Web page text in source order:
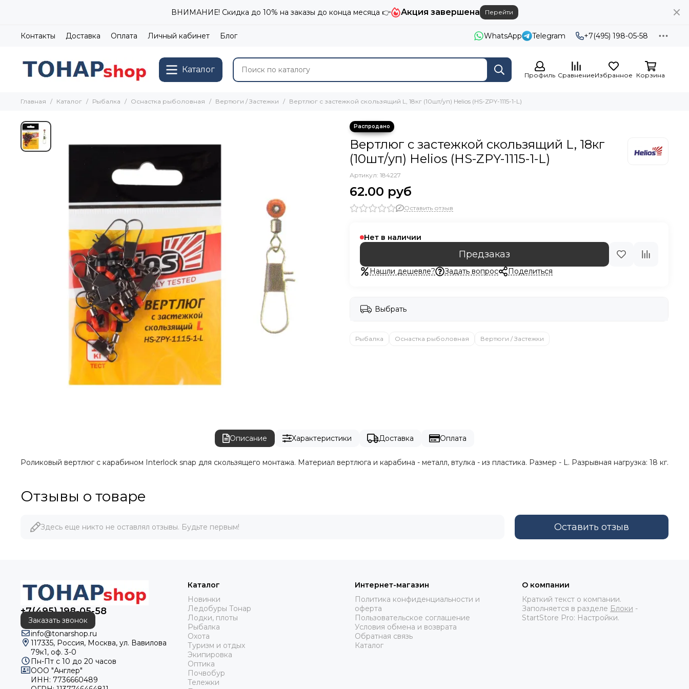
ВНИМАНИЕ! Скидка до 10% на заказы до конца месяца 👉 Акция завершена Перейти
Контакты Доставка Оплата Личный кабинет Блог WhatsApp Telegram +7(495) 198-05-58
Каталог
Профиль СравнениеИзбранное Корзина
Главная Каталог Рыбалка Оснастка рыболовная Вертюги / Застежки Вертлюг с застежкой скользящий L, 18кг (10шт/уп) Helios (HS-ZPY-1115-1-L)
Вертлюг с застежкой скользящий L, 18кг
(10шт/уп) Helios (HS-ZPY-1115-1-L)
Артикул: 184227
62.00 руб
Оставить отзыв
Нет в наличии
Предзаказ
Нашли дешевле? Задать вопрос Поделиться
Выбрать
Рыбалка Оснастка рыболовная Вертюги / Застежки
Описание Характеристики Доставка Оплата
Роликовый вертлюг с карабином Interlock snap для скользящего монтажа. Материал вертлюга и карабина - металл, втулка - из пластика. Размер - L. Разрывная нагрузка: 18 кг.
Отзывы о товаре
Здесь еще никто не оставлял отзывы. Будьте первым! Оставить отзыв
+7(495) 198-05-58
Заказать звонок
info@tonarshop.ru
117335, Россия, Москва, ул. Вавилова
79к1, оф. 3-0
Пн-Пт с 10 до 20 часов
ООО "Англер"
ИНН: 7736660489
Каталог
Новинки
Ледобуры Тонар
Лодки, плоты
Рыбалка
Охота
Туризм и отдых
Экипировка
Оптика
Почвобур
Тележки
Интернет-магазин
Политика конфиденциальности и
оферта
Пользовательское соглашение
Условия обмена и возврата
Обратная связь
Каталог
О компании
Краткий текст о компании.
Заполняется в разделе Блоки -
StartStore Pro: Настройки.